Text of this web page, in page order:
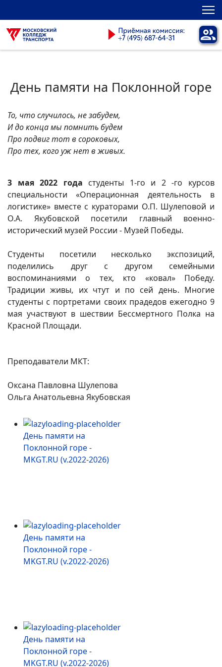
День памяти на Поклонной горе
То, что случилось, не забудем,
И до конца мы помнить будем
Про подвиг тот в сороковых,
Про тех, кого уж нет в живых.
3 мая 2022 года студенты 1-го и 2 -го курсов
специальности «Операционная деятельность в
логистике» вместе с кураторами О.П. Шулеповой и
О.А. Якубовской посетили главный военно-
исторический музей России - Музей Победы.
Студенты посетили несколько экспозиций,
поделились друг с другом семейными
воспоминаниями о тех, кто «ковал» Победу.
Традиции живы, их чтут и по сей день. Многие
студенты с портретами своих прадедов ежегодно 9
мая участвуют в шествии Бессмертного Полка на
Красной Площади.
Преподаватели МКТ:
Оксана Павловна Шулепова
Ольга Анатольевна Якубовская